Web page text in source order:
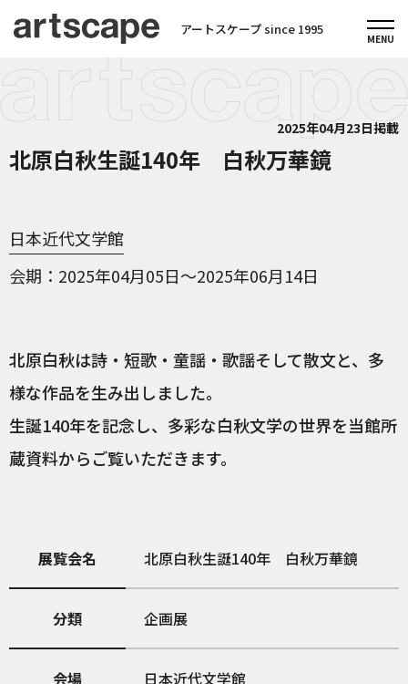
アートスケープ since 1995
2025年04月23日掲載
北原白秋生誕140年 白秋万華鏡
日本近代文学館
会期
2025年04月05日～2025年06月14日
北原白秋は詩・短歌・童謡・歌謡そして散文と、多
様な作品を生み出しました。
生誕140年を記念し、多彩な白秋文学の世界を当館所
蔵資料からご覧いただきます。
展覧会名 北原白秋生誕140年 白秋万華鏡
分類 企画展
会場 日本近代文学館